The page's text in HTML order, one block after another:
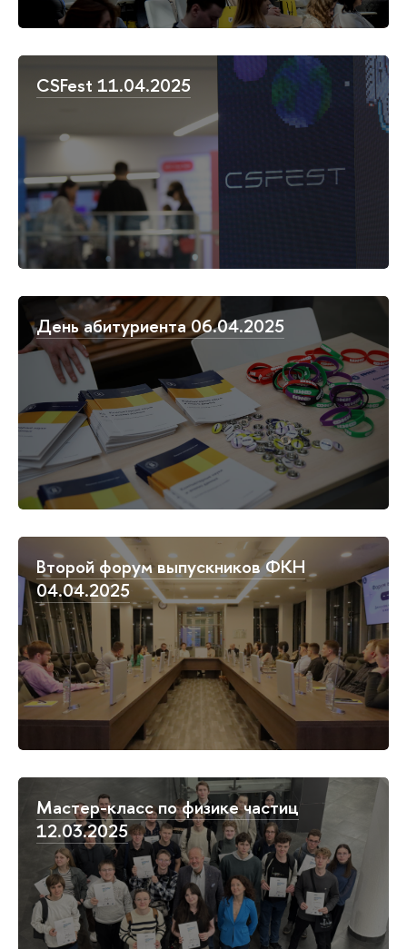
CSFest 11.04.2025
День абитуриента 06.04.2025
Второй форум выпускников ФКН
04.04.2025
Мастер-класс по физике частиц
12.03.2025